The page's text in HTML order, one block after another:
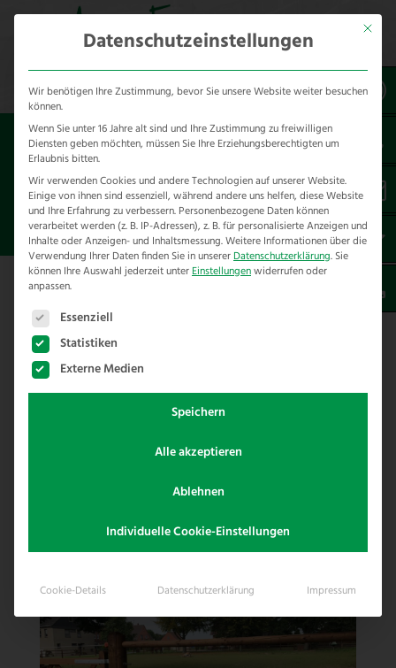
Sie sind hier:Referenzen
Typ Zaun
*Koppelzäune
TENNESSEE KOPPELZAUN
SEGGEBRUCH
Tennesseezaun für eine Koppel in
Seggebruch
Unser Kunde hat sich für den Kauf einen
salz braunen Tennesseezaun
selbst durchgeführt.
Mit
Datenschutzeinstellungen
Wir benötigen Ihre Zustimmung, bevor Sie unsere Website weiter besuchen
können.
Wenn Sie unter 16 Jahre alt sind und Ihre Zustimmung zu freiwilligen
Diensten geben möchten, müssen Sie Ihre Erziehungsberechtigten um
Erlaubnis bitten.
Wir verwenden Cookies und andere Technologien auf unserer Website.
Einige von ihnen sind essenziell, während andere uns helfen, diese Website
und Ihre Erfahrung zu verbessern. Personenbezogene Daten können
verarbeitet werden (z. B. IP-Adressen), z. B. für personalisierte Anzeigen und
Inhalte oder Anzeigen- und Inhaltsmessung.Weitere Informationen über die
Verwendung Ihrer Daten finden Sie in unsererDatenschutzerklärung. Sie
können Ihre Auswahl jederzeit unterEinstellungenwiderrufen oder
anpassen.
Es folgt eine Liste der Service-Gruppen, für die eine
Essenziell
Statistiken
Externe Medien
Speichern
Alle akzeptieren
Ablehnen
Individuelle Cookie-Einstellungen
Cookie-Details Datenschutzerklärung Impressum